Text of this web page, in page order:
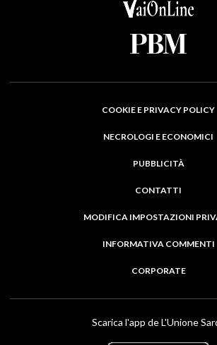
COOKIE E PRIVACY POLICY
NECROLOGI E ECONOMICI
PUBBLICITÀ
CONTATTI
MODIFICA IMPOSTAZIONI
INFORMATIVA COMMENTI
CORPORATE
Scarica l'app de L'Unione